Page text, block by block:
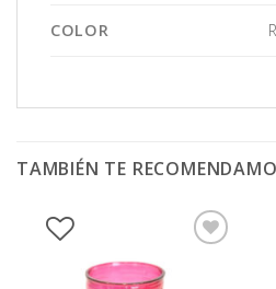
COLOR
TAMBIÉN TE